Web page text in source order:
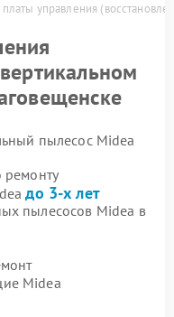
управления
пылесос Midea
ремонту
до 3-х лет
пылесосов Midea в
Midea